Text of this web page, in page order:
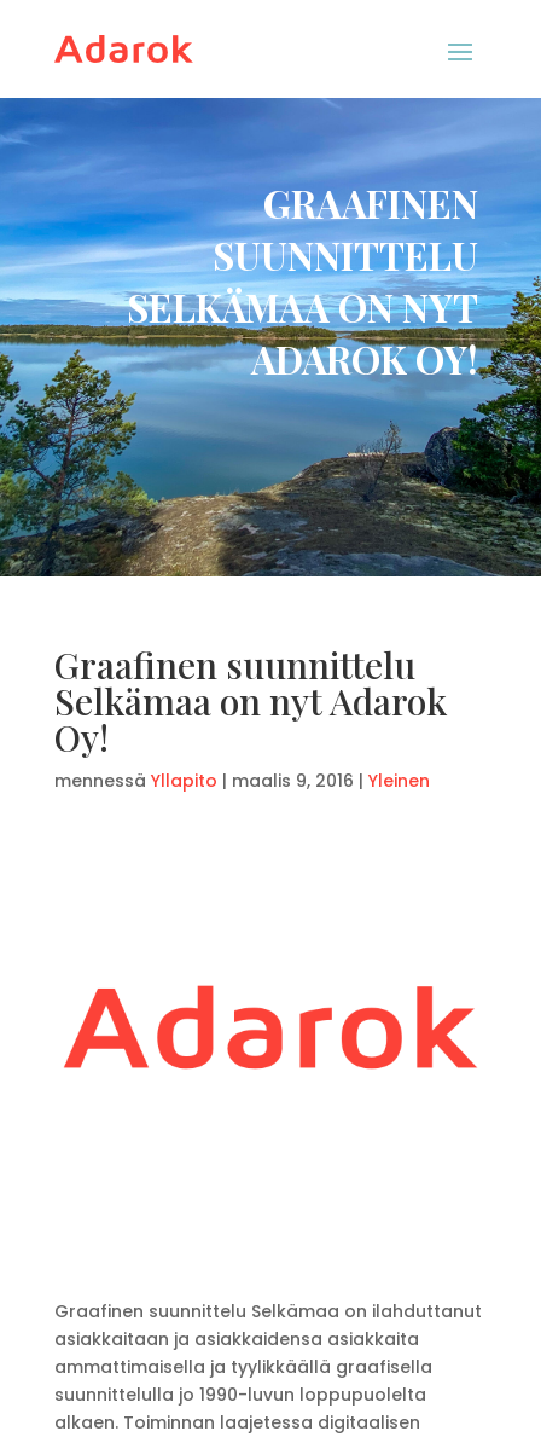
GRAAFINEN
SUUNNITTELU
SELKÄMAA ON NYT
ADAROK OY!
Graafinen suunnittelu
Selkämaa on nyt Adarok
Oy!
mennessä Yllapito | maalis 9, 2016 | Yleinen
Graafinen suunnittelu Selkämaa on ilahduttanut
asiakkaitaan ja asiakkaidensa asiakkaita
ammattimaisella ja tyylikkäällä graafisella
suunnittelulla jo 1990-luvun loppupuolelta
alkaen. Toiminnan laajetessa digitaalisen